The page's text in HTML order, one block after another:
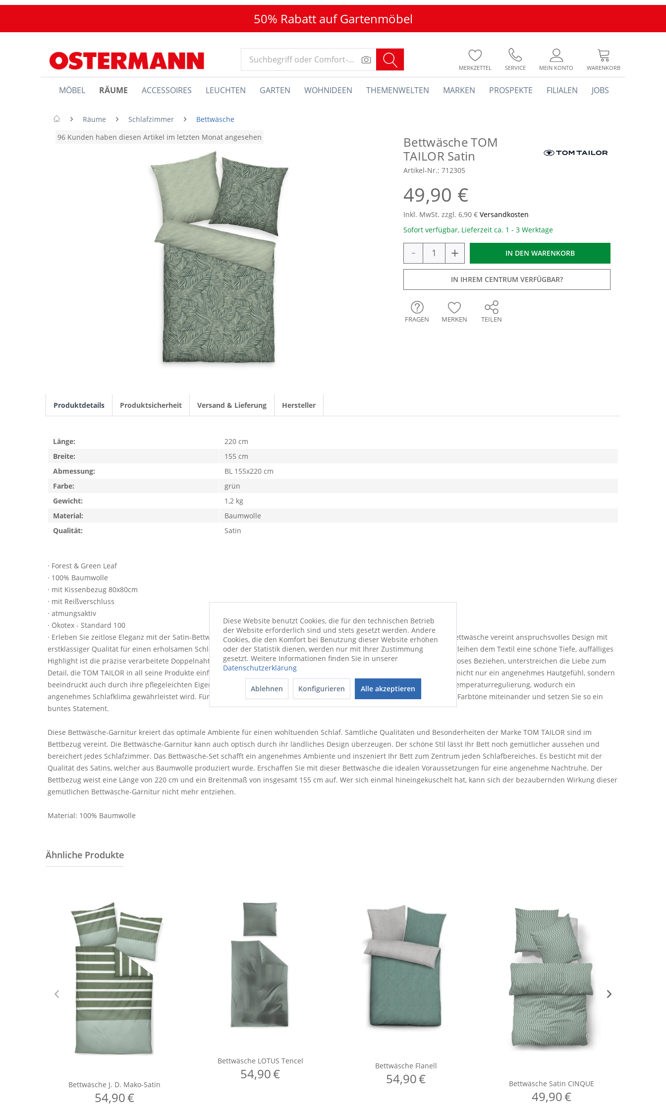
50% Rabatt auf Gartenmöbel
MERKZETTEL SERVICE MEIN KONTO WARENKORB
MÖBEL RÄUME ACCESSOIRES LEUCHTEN GARTEN WOHNIDEEN THEMENWELTEN MARKEN PROSPEKTE FILIALEN JOBS
Räume Schlafzimmer
Bettwäsche
96 Kunden haben diesen Artikel im letzten Monat angesehen
Bettwäsche TOM
TAILOR Satin
Artikel-Nr.: 712305
49,90 €
Inkl. MwSt. zzgl. 6,90 € Versandkosten
Sofort verfügbar, Lieferzeit ca. 1 - 3 Werktage
- + IN DEN WARENKORB
IN IHREM CENTRUM VERFÜGBAR?
FRAGEN MERKEN TEILEN
Produktdetails Produktsicherheit Versand & Lieferung Hersteller
· Forest & Green Leaf
· 100% Baumwolle
· mit Kissenbezug 80x80cm
· mit Reißverschluss
· atmungsaktiv
· Ökotex - Standard 100
· Erleben Sie zeitlose Eleganz mit der Satin-Bettwäsche von TOM TAILOR aus 100% Baumwolle. Diese hochwertige Wendebettwäsche vereint anspruchsvolles Design mit
erstklassiger Qualität für einen erholsamen Schlaf und ein stilvolles Ambiente in Ihrem Schlafzimmer. Dezente Streifen verleihen dem Textil eine schöne Tiefe, auffälliges
Highlight ist die präzise verarbeitete Doppelnaht am Kissen. Dies und der hochwertige Markenreißveschluss für ein müheloses Beziehen, unterstreichen die Liebe zum
Detail, die TOM TAILOR in all seine Produkte einfließen lässt. Gefertigt aus feinstem Satin-Gewebe bietet diese Bettwäsche nicht nur ein angenehmes Hautgefühl, sondern
beeindruckt auch durch ihre pflegeleichten Eigenschaften. Satin ist besonders atmungsaktiv und sorgt für eine optimale Temperaturregulierung, wodurch ein
angenehmes Schlafklima gewährleistet wird. Für einen farbigen Kick in Ihrem Schlafzimmer, mischen Sie unterschiedliche Farbtöne miteinander und setzen Sie so ein
buntes Statement.
Diese Bettwäsche-Garnitur kreiert das optimale Ambiente für einen wohltuenden Schlaf. Sämtliche Qualitäten und Besonderheiten der Marke TOM TAILOR sind im
Bettbezug vereint. Die Bettwäsche-Garnitur kann auch optisch durch ihr ländliches Design überzeugen. Der schöne Stil lässt Ihr Bett noch gemütlicher aussehen und
bereichert jedes Schlafzimmer. Das Bettwäsche-Set schafft ein angenehmes Ambiente und inszeniert Ihr Bett zum Zentrum jeden Schlafbereiches. Es besticht mit der
Qualität des Satins, welcher aus Baumwolle produziert wurde. Erschaffen Sie mit dieser Bettwäsche die idealen Voraussetzungen für eine angenehme Nachtruhe. Der
Bettbezug weist eine Länge von 220 cm und ein Breitenmaß von insgesamt 155 cm auf. Wer sich einmal hineingekuschelt hat, kann sich der bezaubernden Wirkung dieser
gemütlichen Bettwäsche-Garnitur nicht mehr entziehen.
Material: 100% Baumwolle
Länge:
220 cm
Breite:
155 cm
Abmessung:
BL 155x220 cm
Farbe:
grün
Gewicht:
1,2 kg
Material:
Baumwolle
Qualität:
Satin
Diese Website benutzt Cookies, die für den technischen Betrieb
der Website erforderlich sind und stets gesetzt werden. Andere
Cookies, die den Komfort bei Benutzung dieser Website erhöhen
oder der Statistik dienen, werden nur mit Ihrer Zustimmung
gesetzt. Weitere Informationen finden Sie in unserer
Datenschutzerklärung
Ablehnen Konfigurieren Alle akzeptieren